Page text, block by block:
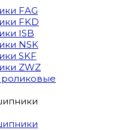
FAG
FKD
ISB
NSK
SKF
ZWZ